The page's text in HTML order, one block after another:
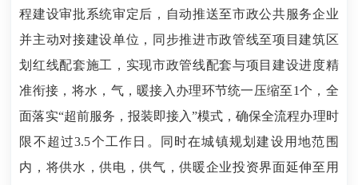
程建设审批系统审定后，自动推送至市政公共服务企业
并主动对接建设单位，同步推进市政管线至项目建筑区
划红线配套施工，实现市政管线配套与项目建设进度精
准衔接，将水，气，暖接入办理环节统一压缩至1个，全
面落实“超前服务，报装即接入”模式，确保全流程办理时
限不超过3.5个工作日。同时在城镇规划建设用地范围
内，将供水，供电，供气，供暖企业投资界面延伸至用